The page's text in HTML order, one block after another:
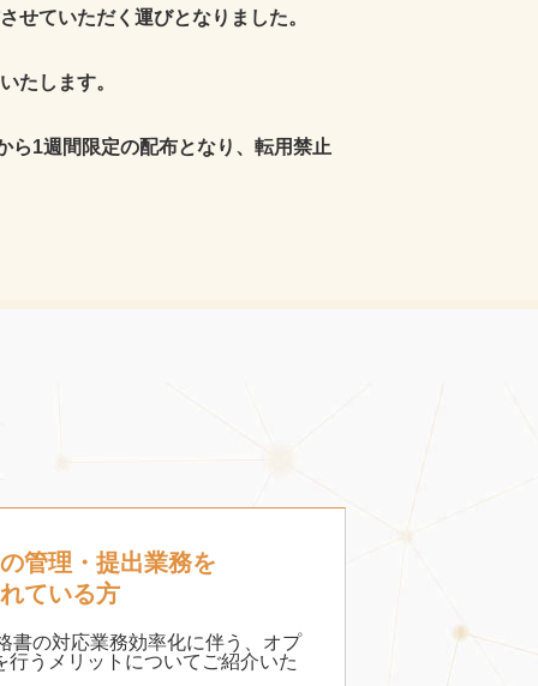
せていただく運びとなりました。
たします。
ら1週間限定の配布となり、転用禁止
管理・提出業務を
ている方
書の対応業務効率化に伴う、オプ
行うメリットについてご紹介いた